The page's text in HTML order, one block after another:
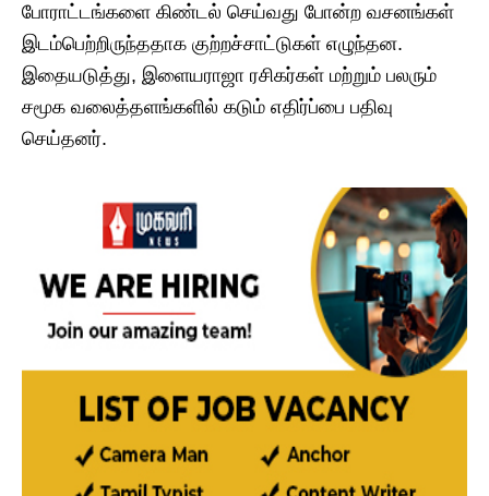
போராட்டங்களை கிண்டல் செய்வது போன்ற வசனங்கள்
இடம்பெற்றிருந்ததாக குற்றச்சாட்டுகள் எழுந்தன.
இதையடுத்து, இளையராஜா ரசிகர்கள் மற்றும் பலரும்
சமூக வலைத்தளங்களில் கடும் எதிர்ப்பை பதிவு
செய்தனர்.